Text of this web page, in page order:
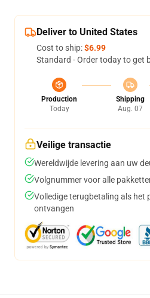
Deliver to United States
Cost to ship:$6.99
Standard - Order today to get
Production
Today
Shipping
Aug. 07
Veilige transactie
Wereldwijde levering aan uw
Volgnummer voor alle
Volledige terugbetaling als het
ontvangen